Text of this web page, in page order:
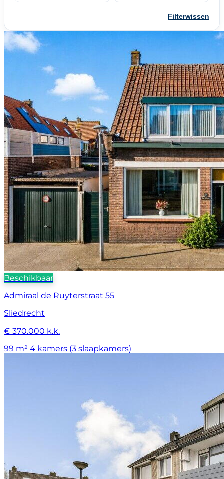
Filterwissen
Beschikbaar
Admiraal de Ruyterstraat 55
Sliedrecht
€ 370.000 k.k.
99 m² 4 kamers (3 slaapkamers)